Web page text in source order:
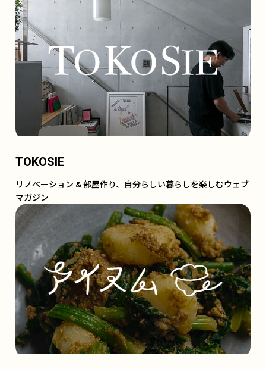
TOKOSIE
リノベーション & 部屋作り、自分らしい暮らしを楽しむウェブ
マガジン